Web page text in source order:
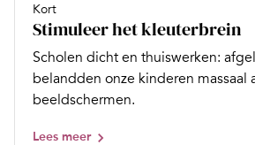
Kort
Stimuleer het kleuterbrein
Scholen dicht en thuiswerken:
belandden onze kinderen massaal
beeldschermen.
Lees meer